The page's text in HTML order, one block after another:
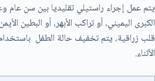
يتم عمل إجراء راستيلي تقليديا بين سن عام
الكبرى اليميني، أو تراكب الأبهر، أو البطين
قلب زراقية، يتم تخفيف حالة الطفل
الأثناء.